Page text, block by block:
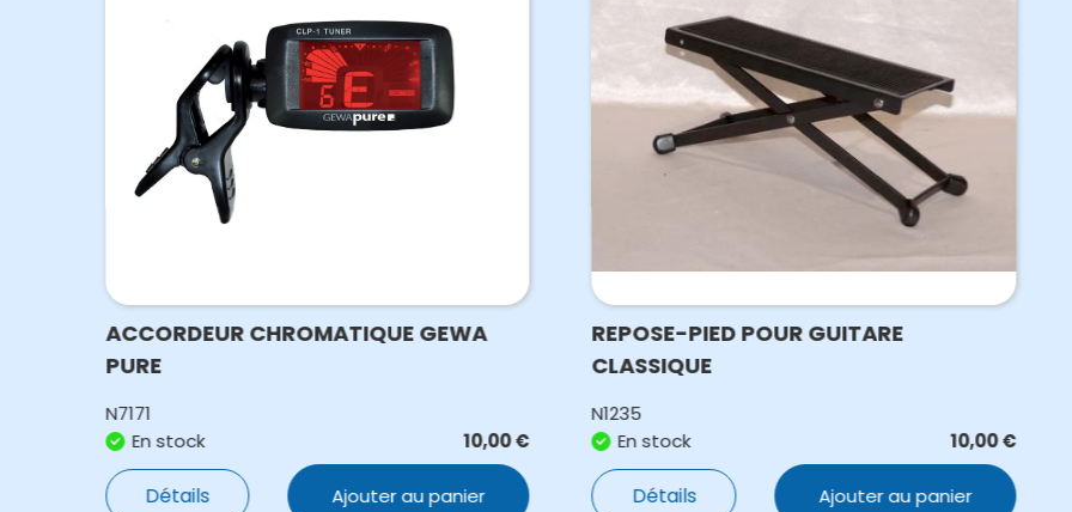
ACCORDEUR CHROMATIQUE GEWA
PURE
N7171
En stock
10,00€
Détails Ajouter au panier
REPOSE-PIED POUR GUITARE
CLASSIQUE
N1235
En stock
10,00€
Détails Ajouter au panier